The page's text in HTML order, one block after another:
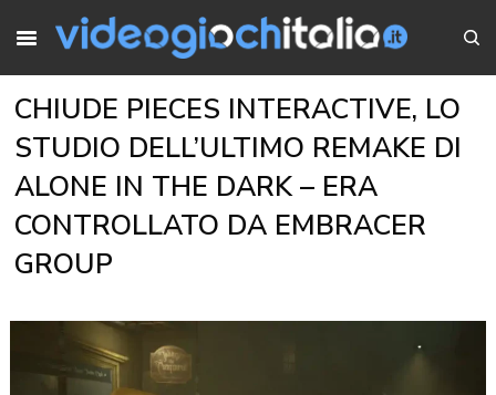
CHIUDE PIECES INTERACTIVE, LO
STUDIO DELL’ULTIMO REMAKE DI
ALONE IN THE DARK – ERA
CONTROLLATO DA EMBRACER
GROUP